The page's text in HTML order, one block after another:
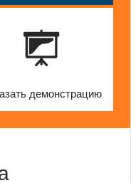
демонстрацию